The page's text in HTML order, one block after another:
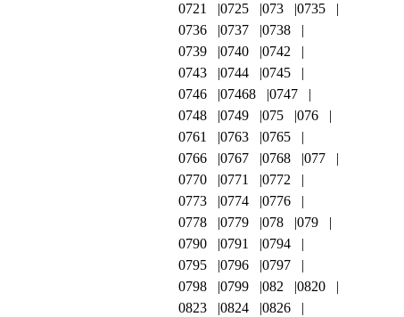
0721
0725 073
0735
0736
0737
0738
0739
0740
0742
0743
0744
0745
0746
07468
0747
0748
0749 075
076
0761
0763
0765
0766
0767 0768
077
0770
0771
0772
0773
0774
0776
0778
0779 078
079
0790
0791
0794
0795
0796
0797
0798
0799 082
0820
0823
0824
0826